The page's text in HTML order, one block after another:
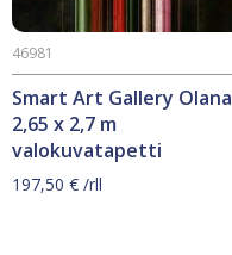
Smart Art Gallery Olana
2,65 x 2,7 m
valokuvatapetti
46981
197,50 € /rll